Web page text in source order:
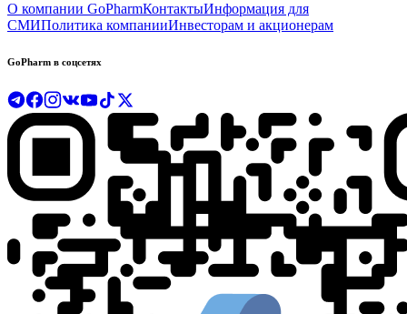
О компании GoPharmКонтактыИнформация для
СМИПолитика компанииИнвесторам и акционерам
GoPharm в соцсетях